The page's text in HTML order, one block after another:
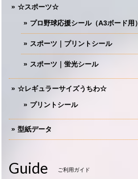
☆スポーツ☆
プロ野球応援シール（A3ボード用）
スポーツ｜プリントシール
スポーツ｜蛍光シール
☆レギュラーサイズうちわ☆
プリントシール
型紙データ
Guide ご利用ガイド